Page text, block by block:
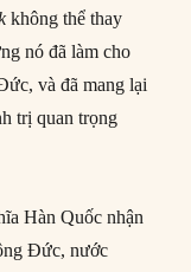
không thể thay
nó đã làm cho
và đã mang lại
trị quan trọng
Hàn Quốc nhận
Đức, nước